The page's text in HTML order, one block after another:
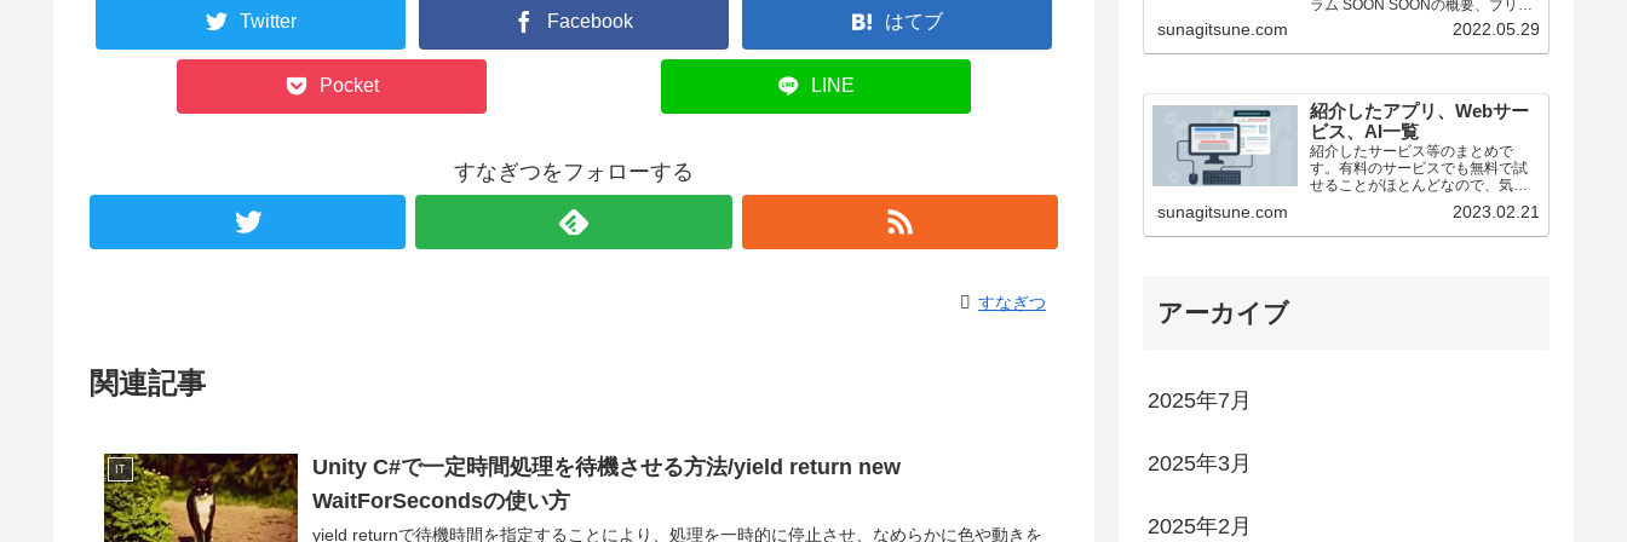
Twitter Facebook はてブ
Pocket LINE
すなぎつをフォローする
すなぎつ
関連記事
IT
Unity C#で一定時間処理を待機させる方法/yield return new
WaitForSecondsの使い方
yield returnで待機時間を指定することにより、処理を一時的に停止させ、なめらかに色や動きを
ラム SOON SOONの概要、ブリッ
ジ方法（25/1月時点） ステーキン
グ ZEROBASE ZEROBASE...
sunagitsune.com 2022.05.29
紹介したアプリ、Webサー
ビス、AI一覧
紹介したサービス等のまとめで
す。有料のサービスでも無料で試
せることがほとんどなので、気に
sunagitsune.com 2023.02.21
アーカイブ
2025年7月
2025年3月
2025年2月